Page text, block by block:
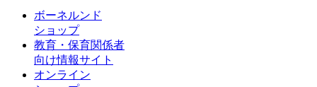
ボーネルンド
ショップ
教育・保育関係者
向け情報サイト
オンライン